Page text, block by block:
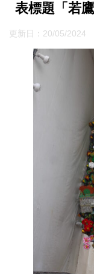
表標題「若
更新日： 20/05/2024